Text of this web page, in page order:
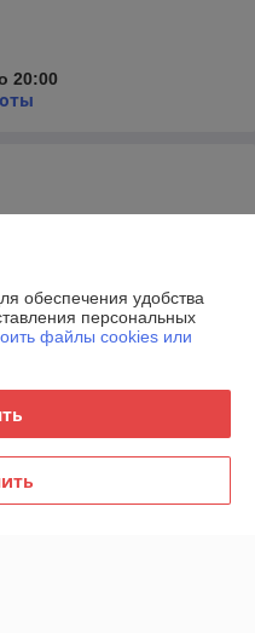
20:00
уже ждем, пока тишина.
обеспечения удобства
персональных
файлы cookies или